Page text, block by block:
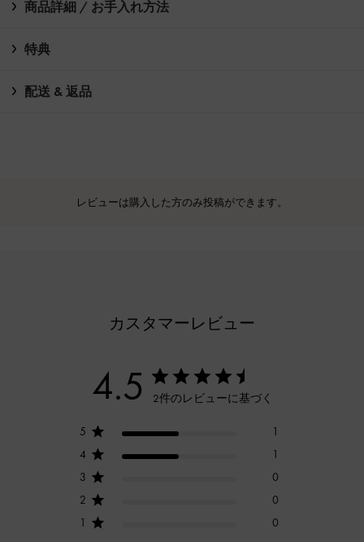
商品詳細 / お手入れ方法
特典
配送 & 返品
レビューは購入した方のみ投稿ができます。
カスタマーレビュー
4.5 2件のレビューに基づく
5
1
4
1
3
0
2
0
1
0